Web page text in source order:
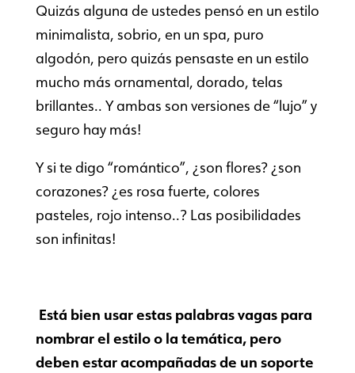
Quizás alguna de ustedes pensó en un estilo
minimalista, sobrio, en un spa, puro
algodón, pero quizás pensaste en un estilo
mucho más ornamental, dorado, telas
brillantes.. Y ambas son versiones de “lujo” y
seguro hay más!
Y si te digo “romántico”, ¿son flores? ¿son
corazones? ¿es rosa fuerte, colores
pasteles, rojo intenso..? Las posibilidades
son infinitas!
Está bien usar estas palabras vagas para
nombrar el estilo o la temática, pero
deben estar acompañadas de un soporte